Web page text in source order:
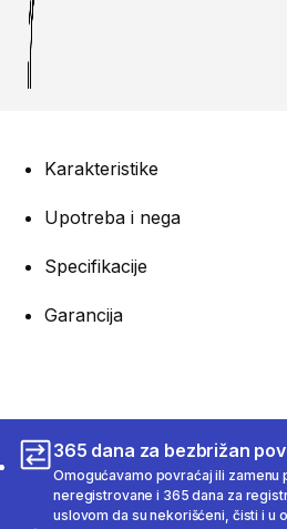
Karakteristike
Upotreba i nega
Specifikacije
Garancija
365 dana za bezbrižan
Omogućavamo povraćaj ili zamenu
neregistrovane i 365 dana za
uslovom da su nekorišćeni, čisti i u